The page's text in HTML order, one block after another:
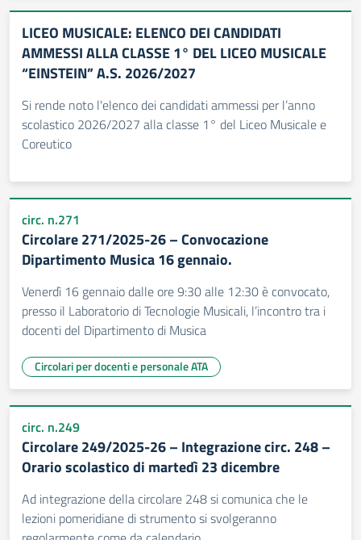
LICEO MUSICALE: ELENCO DEI CANDIDATI
AMMESSI ALLA CLASSE 1° DEL LICEO MUSICALE
“EINSTEIN” A.S. 2026/2027
Si rende noto l'elenco dei candidati ammessi per l’anno
scolastico 2026/2027 alla classe 1° del Liceo Musicale e
Coreutico
circ. n.271
Circolare 271/2025-26 – Convocazione
Dipartimento Musica 16 gennaio.
Venerdì 16 gennaio dalle ore 9:30 alle 12:30 è convocato,
presso il Laboratorio di Tecnologie Musicali, l’incontro tra i
docenti del Dipartimento di Musica
Circolari per docenti e personale ATA
circ. n.249
Circolare 249/2025-26 – Integrazione circ. 248 –
Orario scolastico di martedì 23 dicembre
Ad integrazione della circolare 248 si comunica che le
lezioni pomeridiane di strumento si svolgeranno